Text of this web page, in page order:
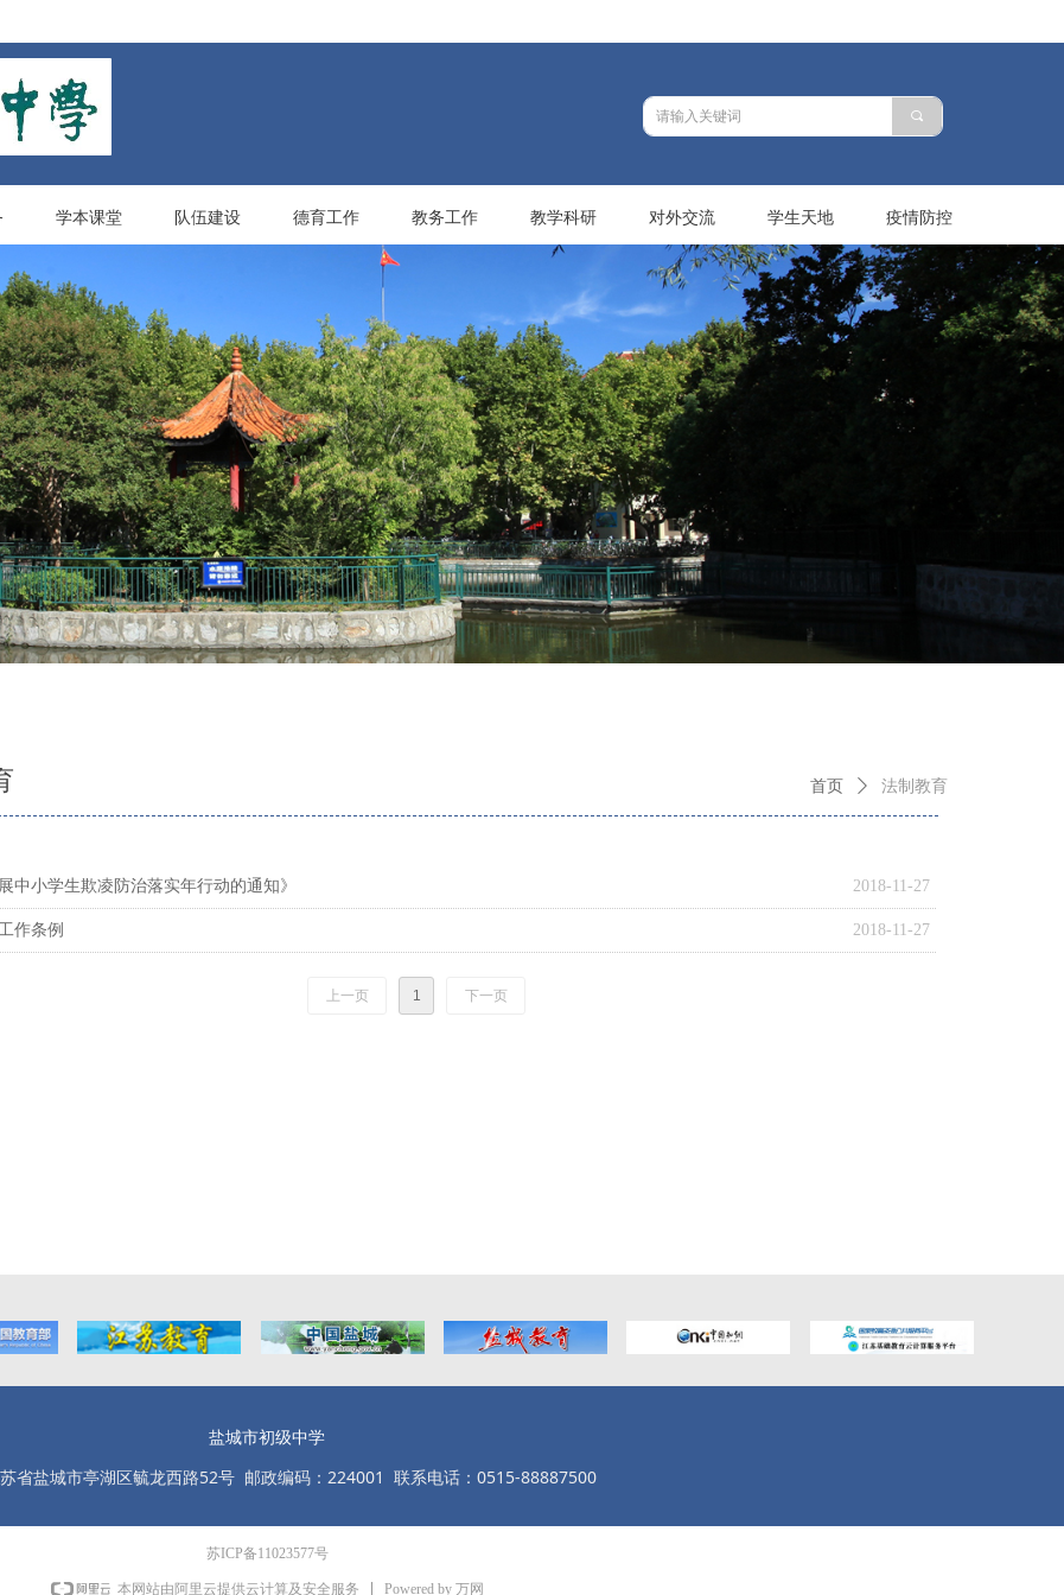
学本课堂 队伍建设 德育工作 教务工作 教学科研 对外交流 学生天地 疫情防控
끠
2018-11-27
中小学生欺凌防治落实年行动的通知》
2018-11-27
作条例
上一页 1 下一页
首页 ꄲ 法制教育
盐城市初级中学
省盐城市亭湖区毓龙西路52号 邮政编码：224001 联系电话：0515-88887500
苏ICP备11023577号
本网站由阿里云提供云计算及安全服务 Powered by 万网